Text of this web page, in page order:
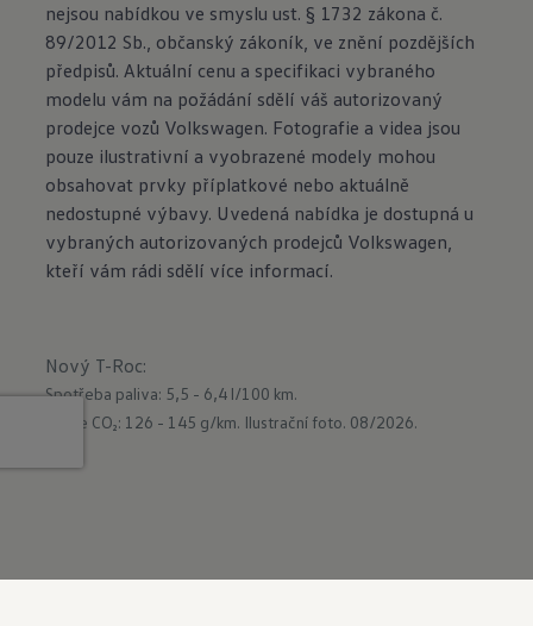
nejsou nabídkou ve smyslu ust. § 1732 zákona č.
89/2012 Sb., občanský zákoník, ve znění pozdějších
předpisů. Aktuální cenu a specifikaci vybraného
modelu vám na požádání sdělí váš autorizovaný
prodejce vozů Volkswagen. Fotografie a videa jsou
pouze ilustrativní a vyobrazené modely mohou
obsahovat prvky příplatkové nebo aktuálně
nedostupné výbavy. Uvedená nabídka je dostupná u
vybraných autorizovaných prodejců Volkswagen,
kteří vám rádi sdělí více informací.
Nový T-Roc:
Spotřeba paliva: 5,5 - 6,4 l/100 km.
Emise CO₂: 126 - 145 g/km. Ilustrační foto. 08/2026.